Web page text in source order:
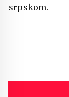
srpskom.